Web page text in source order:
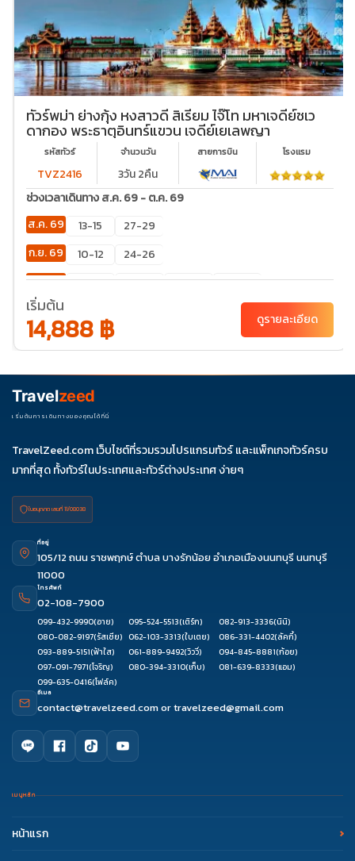
ทัวร์พม่า ย่างกุ้ง หงสาวดี สิเรียม ไจ๊โท มหาเจดีย์ชเว
ดากอง พระธาตุอินทร์แขวน เจดีย์เยเลพญา
รหัสทัวร์
TVZ2416
จำนวนวัน
3วัน 2คืน
สายการบิน โรงเเรม
ช่วงเวลาเดินทาง ส.ค. 69 - ต.ค. 69
ส.ค. 69
13-15
27-29
ก.ย. 69
10-12
24-26
ต.ค. 69
01-03 08-10 15-17 29-31
เริ่มต้น
14,888 ฿ ดูรายละเอียด
Travelzeed
เริ่มต้นการเดินทางของคุณได้ที่นี่
TravelZeed.com เว็บไซต์ที่รวมรวมโปรแกรมทัวร์ และแพ็กเกจทัวร์ครบ
มากที่สุด ทั้งทัวร์ในประเทศและทัวร์ต่างประเทศ ง่ายๆ
ใบอนุญาต เลขที่ 11/08038
ที่อยู่
105/12 ถนน ราชพฤกษ์ ตำบล บางรักน้อย อำเภอเมืองนนทบุรี นนทบุรี
11000
โทรศัพท์
02-108-7900
099-432-9990(อาย) 095-524-5513(เติร์ก) 082-913-3336(นินิ)
080-082-9197(รัสเซีย) 062-103-3313(ใบเตย) 086-331-4402(ลัคกี้)
093-889-5151(ฟ้าใส) 061-889-9492(วิววี่) 094-845-8881(ก้อย)
097-091-7971(โจริญ) 080-394-3310(เก็บ) 081-639-8333(แอม)
099-635-0416(โฟล์ค)
อีเมล
contact@travelzeed.comortravelzeed@gmail.com
เมนูหลัก
หน้าแรก